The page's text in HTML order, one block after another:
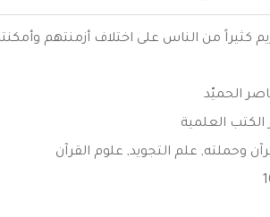
كثيراً من الناس على اختلاف أزمنتهم
الحميّد
الكتب العلمية
وحملته, علم التجويد, علوم القرآن